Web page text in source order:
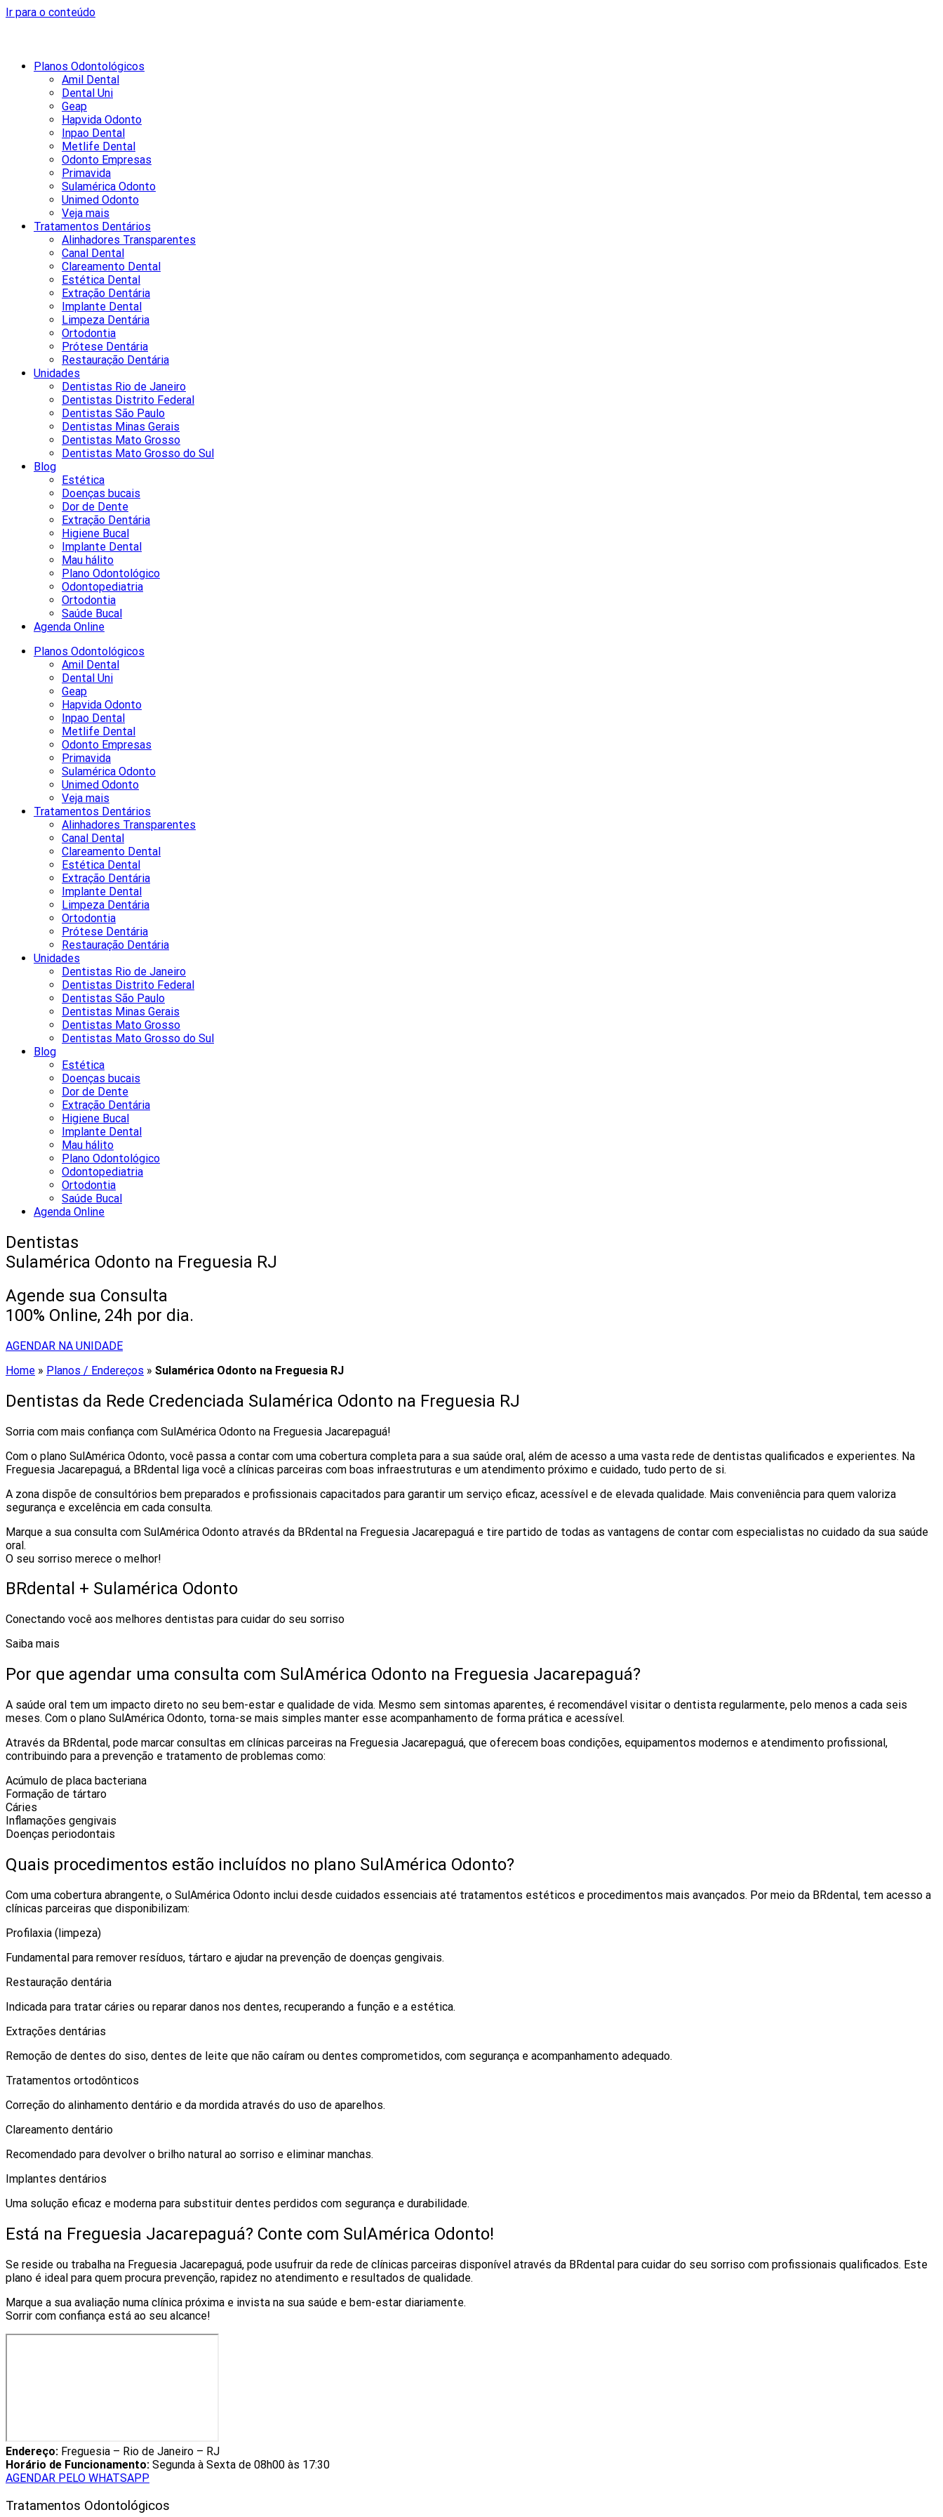
Ir para o conteúdo
Planos Odontológicos
Amil Dental
Dental Uni
Geap
Hapvida Odonto
Inpao Dental
Metlife Dental
Odonto Empresas
Primavida
Sulamérica Odonto
Unimed Odonto
Veja mais
Tratamentos Dentários
Alinhadores Transparentes
Canal Dental
Clareamento Dental
Estética Dental
Extração Dentária
Implante Dental
Limpeza Dentária
Ortodontia
Prótese Dentária
Restauração Dentária
Unidades
Dentistas Rio de Janeiro
Dentistas Distrito Federal
Dentistas São Paulo
Dentistas Minas Gerais
Dentistas Mato Grosso
Dentistas Mato Grosso do Sul
Blog
Estética
Doenças bucais
Dor de Dente
Extração Dentária
Higiene Bucal
Implante Dental
Mau hálito
Plano Odontológico
Odontopediatria
Ortodontia
Saúde Bucal
Agenda Online
Planos Odontológicos
Amil Dental
Dental Uni
Geap
Hapvida Odonto
Inpao Dental
Metlife Dental
Odonto Empresas
Primavida
Sulamérica Odonto
Unimed Odonto
Veja mais
Tratamentos Dentários
Alinhadores Transparentes
Canal Dental
Clareamento Dental
Estética Dental
Extração Dentária
Implante Dental
Limpeza Dentária
Ortodontia
Prótese Dentária
Restauração Dentária
Unidades
Dentistas Rio de Janeiro
Dentistas Distrito Federal
Dentistas São Paulo
Dentistas Minas Gerais
Dentistas Mato Grosso
Dentistas Mato Grosso do Sul
Blog
Estética
Doenças bucais
Dor de Dente
Extração Dentária
Higiene Bucal
Implante Dental
Mau hálito
Plano Odontológico
Odontopediatria
Ortodontia
Saúde Bucal
Agenda Online
Dentistas
Sulamérica Odonto na Freguesia RJ
Agende sua Consulta
100% Online, 24h por dia.
AGENDAR NA UNIDADE
Home » Planos / Endereços » Sulamérica Odonto na Freguesia RJ
Dentistas da Rede Credenciada Sulamérica Odonto na Freguesia RJ
Sorria com mais confiança com SulAmérica Odonto na Freguesia Jacarepaguá!
Com o plano SulAmérica Odonto, você passa a contar com uma cobertura completa para a sua saúde oral, além de acesso a uma vasta rede de dentistas qualificados e experientes. Na
Freguesia Jacarepaguá, a BRdental liga você a clínicas parceiras com boas infraestruturas e um atendimento próximo e cuidado, tudo perto de si.
A zona dispõe de consultórios bem preparados e profissionais capacitados para garantir um serviço eficaz, acessível e de elevada qualidade. Mais conveniência para quem valoriza
segurança e excelência em cada consulta.
Marque a sua consulta com SulAmérica Odonto através da BRdental na Freguesia Jacarepaguá e tire partido de todas as vantagens de contar com especialistas no cuidado da sua saúde
oral.
O seu sorriso merece o melhor!
BRdental + Sulamérica Odonto
Conectando você aos melhores dentistas para cuidar do seu sorriso
Saiba mais
Por que agendar uma consulta com SulAmérica Odonto na Freguesia Jacarepaguá?
A saúde oral tem um impacto direto no seu bem-estar e qualidade de vida. Mesmo sem sintomas aparentes, é recomendável visitar o dentista regularmente, pelo menos a cada seis
meses. Com o plano SulAmérica Odonto, torna-se mais simples manter esse acompanhamento de forma prática e acessível.
Através da BRdental, pode marcar consultas em clínicas parceiras na Freguesia Jacarepaguá, que oferecem boas condições, equipamentos modernos e atendimento profissional,
contribuindo para a prevenção e tratamento de problemas como:
Acúmulo de placa bacteriana
Formação de tártaro
Cáries
Inflamações gengivais
Doenças periodontais
Quais procedimentos estão incluídos no plano SulAmérica Odonto?
Com uma cobertura abrangente, o SulAmérica Odonto inclui desde cuidados essenciais até tratamentos estéticos e procedimentos mais avançados. Por meio da BRdental, tem acesso a
clínicas parceiras que disponibilizam:
Profilaxia (limpeza)
Fundamental para remover resíduos, tártaro e ajudar na prevenção de doenças gengivais.
Restauração dentária
Indicada para tratar cáries ou reparar danos nos dentes, recuperando a função e a estética.
Extrações dentárias
Remoção de dentes do siso, dentes de leite que não caíram ou dentes comprometidos, com segurança e acompanhamento adequado.
Tratamentos ortodônticos
Correção do alinhamento dentário e da mordida através do uso de aparelhos.
Clareamento dentário
Recomendado para devolver o brilho natural ao sorriso e eliminar manchas.
Implantes dentários
Uma solução eficaz e moderna para substituir dentes perdidos com segurança e durabilidade.
Está na Freguesia Jacarepaguá? Conte com SulAmérica Odonto!
Se reside ou trabalha na Freguesia Jacarepaguá, pode usufruir da rede de clínicas parceiras disponível através da BRdental para cuidar do seu sorriso com profissionais qualificados. Este
plano é ideal para quem procura prevenção, rapidez no atendimento e resultados de qualidade.
Marque a sua avaliação numa clínica próxima e invista na sua saúde e bem-estar diariamente.
Sorrir com confiança está ao seu alcance!
Endereço: Freguesia – Rio de Janeiro – RJ
Horário de Funcionamento: Segunda à Sexta de 08h00 às 17:30
AGENDAR PELO WHATSAPP
Tratamentos Odontológicos